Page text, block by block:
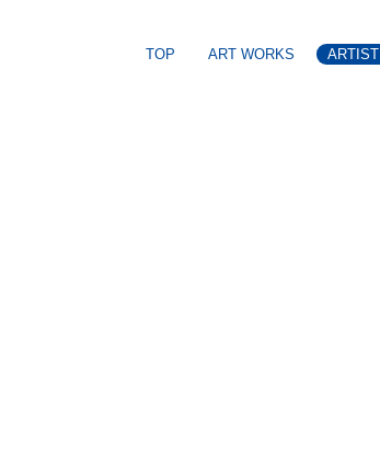
TOP ART WORKS ARTIST